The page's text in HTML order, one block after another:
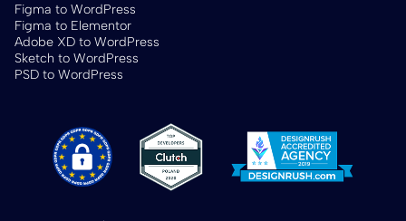
Figma to WordPress
Figma to Elementor
Adobe XD to WordPress
Sketch to WordPress
PSD to WordPress